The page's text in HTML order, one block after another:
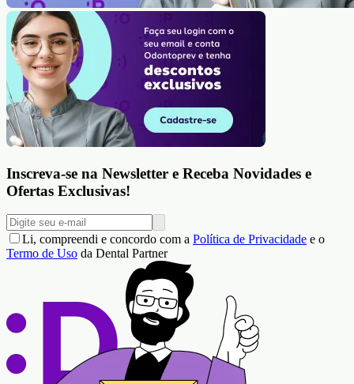
Inscreva-se na Newsletter e Receba Novidades e
Ofertas Exclusivas!
Li, compreendi e concordo com a Política de Privacidade e o
Termo de Uso da Dental Partner